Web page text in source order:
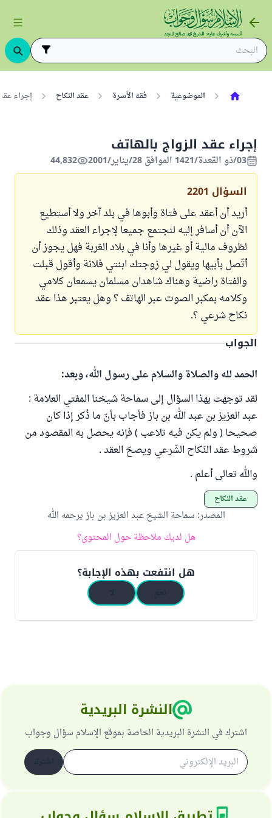
الموضوعية فقه الأسرة عقد النكاح إجراء
إجراء عقد الزواج بالهاتف
03/ذو القعدة/1421 الموافق 28/يناير/2001 44,832
السؤال 2201
أريد أن أعقد على فتاة وأبوها في بلد آخر ولا أستطيع
الآن أن أسافر إليه لنجتمع جميعا لإجراء العقد وذلك
لظروف مالية أو غيرها وأنا في بلاد الغربة فهل يجوز أن
أتّصل بأبيها ويقول لي زوجتك ابنتي فلانة وأقول قبلت
والفتاة راضية وهناك شاهدان مسلمان يسمعان كلامي
وكلامه بمكبر الصوت عبر الهاتف ؟ وهل يعتبر هذا عقد
نكاح شرعي ؟.
الجواب
الحمد لله والصلاة والسلام على رسول الله، وبعد:
لقد توجهت بهذا السؤال إلى سماحة شيخنا المفتي العلامة :
عبد العزيز بن عبد الله بن باز فأجاب بأنّ ما ذُكر إذا كان
صحيحا ( ولم يكن فيه تلاعب ) فإنه يحصل به المقصود من
شروط عقد النّكاح الشّرعي ويصحّ العقد .
والله تعالى أعلم .
عقد النكاح
المصدر: سماحة الشيخ عبد العزيز بن باز يرحمه الله
هل لديك ملاحظة حول المحتوى؟
هل انتفعت بهذه الإجابة؟
النشرة البريدية
اشترك في النشرة البريدية الخاصة بموقع الإسلام سؤال وجواب